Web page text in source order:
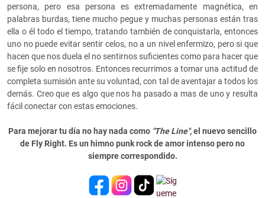
persona, pero esa persona es extremadamente magnética, en
palabras burdas, tiene mucho pegue y muchas personas están tras
ella o él todo el tiempo, tratando también de conquistarla, entonces
uno no puede evitar sentir celos, no a un nivel enfermizo, pero si que
hacen que nos duela el no sentirnos suficientes como para hacer que
se fije solo en nosotros. Entonces recurrimos a tomar una actitud de
completa sumisión ante su voluntad, con tal de aventajar a todos los
demás. Creo que es algo que nos ha pasado a mas de uno y resulta
fácil conectar con estas emociones.
Para mejorar tu día no hay nada como "The Line",el nuevo sencillo
de Fly Right. Es un himno punk rock de amor intenso pero no
siempre correspondido.